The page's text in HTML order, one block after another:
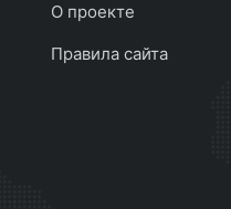
О проекте
Правила сайта